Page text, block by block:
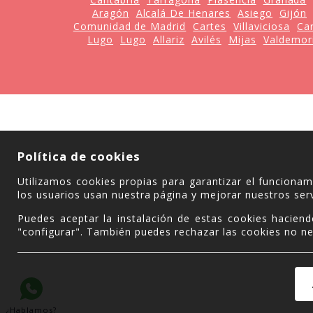
Aragón
Alcalá De Henares Asiego
Gijón
Comunidad de Madrid
Cartes Villaviciosa
Lugo
Lugo Allariz Avilés Mijas
Política de cookies
Utilizamos cookies propias para garantizar el
los usuarios usan nuestra página y mejorar nuestros
Puedes aceptar la instalación de estas cookies
"configurar". También puedes rechazar las cookies no
¿Hablamos?